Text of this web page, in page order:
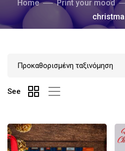
Home Print your mood
See